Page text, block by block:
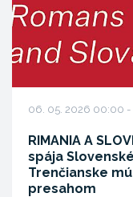
06. 05. 2026 00:00 -
RIMANIA A
spája
Trenčianske
presahom